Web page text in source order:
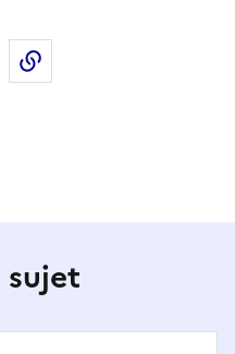
Twitter)
sur LinkedIn
Partager par email
sujet